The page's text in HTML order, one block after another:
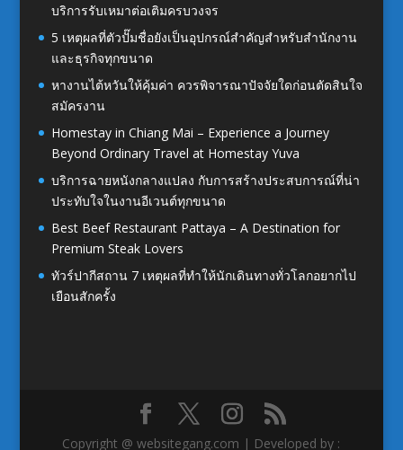
บริการรับเหมาต่อเติมครบวงจร
5 เหตุผลที่ตัวปั๊มชื่อยังเป็นอุปกรณ์สำคัญสำหรับสำนักงาน
และธุรกิจทุกขนาด
หางานไต้หวันให้คุ้มค่า ควรพิจารณาปัจจัยใดก่อนตัดสินใจ
สมัครงาน
Homestay in Chiang Mai – Experience a Journey
Beyond Ordinary Travel at Homestay Yuva
บริการฉายหนังกลางแปลง กับการสร้างประสบการณ์ที่น่า
ประทับใจในงานอีเวนต์ทุกขนาด
Best Beef Restaurant Pattaya – A Destination for
Premium Steak Lovers
ทัวร์ปากีสถาน 7 เหตุผลที่ทำให้นักเดินทางทั่วโลกอยากไป
เยือนสักครั้ง
Copyright @ websitegang.com | Developed by :